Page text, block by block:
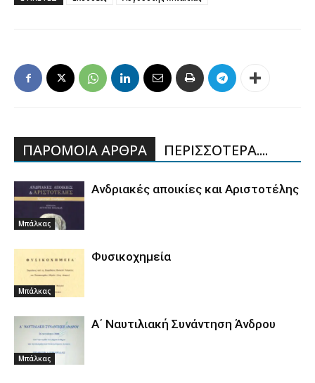
ΠΑΡΟΜΟΙΑ ΑΡΘΡΑ ΠΕΡΙΣΣΟΤΕΡΑ....
Μπάλκας
Ανδριακές αποικίες και Αριστοτέλης
Μπάλκας
Φυσικοχημεία
Μπάλκας
Α΄ Ναυτιλιακή Συνάντηση Άνδρου